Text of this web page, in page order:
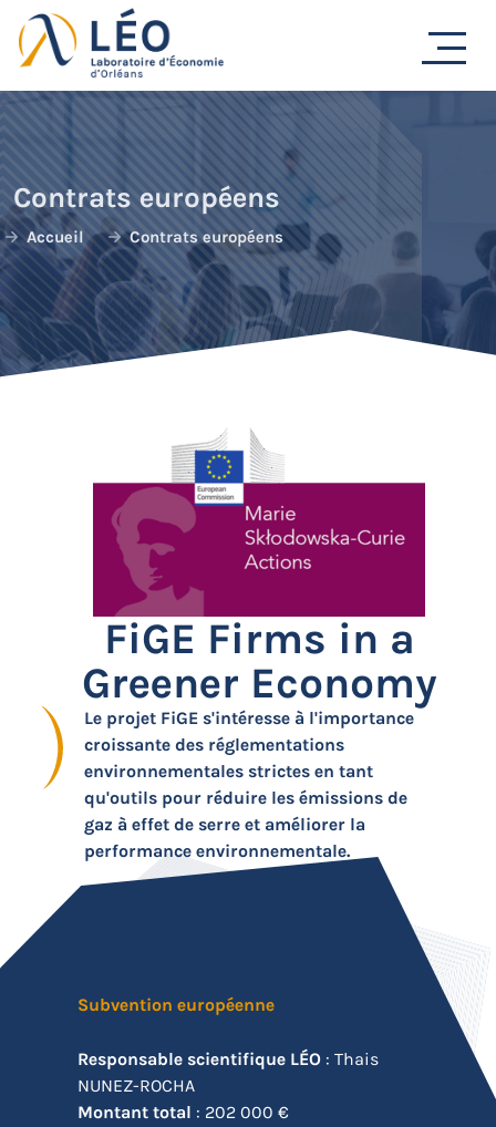
Passer
au
contenu
Contrats européens
Accueil Contrats européens
FiGE Firms in a
Greener Economy
Le projet FiGE s'intéresse à l'importance
croissante des réglementations
environnementales strictes en tant
qu'outils pour réduire les émissions de
gaz à effet de serre et améliorer la
performance environnementale.
Subvention européenne
Responsable scientifique LÉO : Thais
NUNEZ-ROCHA
Montant total : 202 000 €